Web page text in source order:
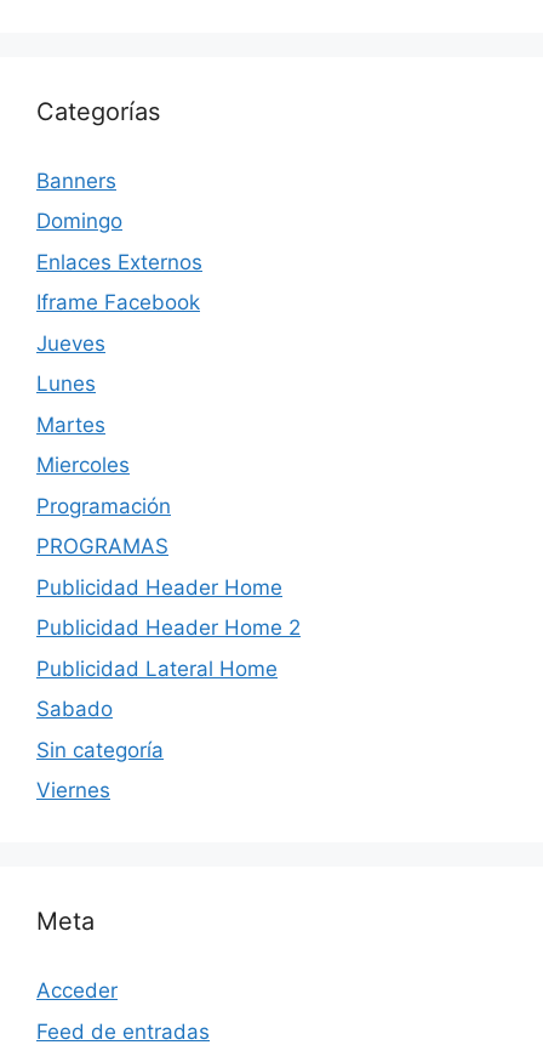
Categorías
Banners
Domingo
Enlaces Externos
Iframe Facebook
Jueves
Lunes
Martes
Miercoles
Programación
PROGRAMAS
Publicidad Header Home
Publicidad Header Home 2
Publicidad Lateral Home
Sabado
Sin categoría
Viernes
Meta
Acceder
Feed de entradas